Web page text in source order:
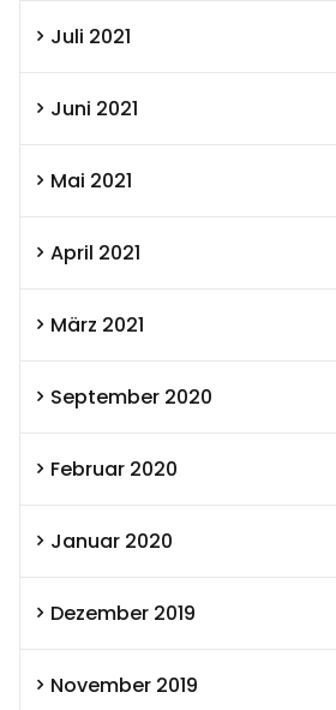
Juli 2021
Juni 2021
Mai 2021
April 2021
März 2021
September 2020
Februar 2020
Januar 2020
Dezember 2019
November 2019